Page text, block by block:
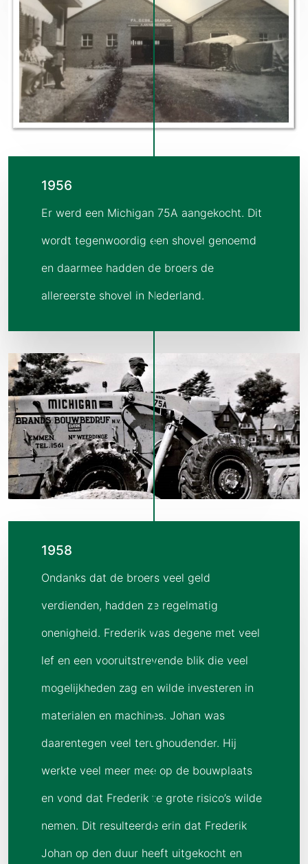
1956
Er werd een Michigan 75A aangekocht. Dit
wordt tegenwoordig een shovel genoemd
en daarmee hadden de broers de
allereerste shovel in Nederland.
1958
Ondanks dat de broers veel geld
verdienden, hadden ze regelmatig
onenigheid. Frederik was degene met veel
lef en een vooruitstrevende blik die veel
mogelijkheden zag en wilde investeren in
materialen en machines. Johan was
daarentegen veel terughoudender. Hij
werkte veel meer mee op de bouwplaats
en vond dat Frederik te grote risico’s wilde
nemen. Dit resulteerde erin dat Frederik
Johan op den duur heeft uitgekocht en